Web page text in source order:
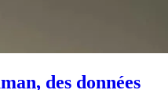
des données